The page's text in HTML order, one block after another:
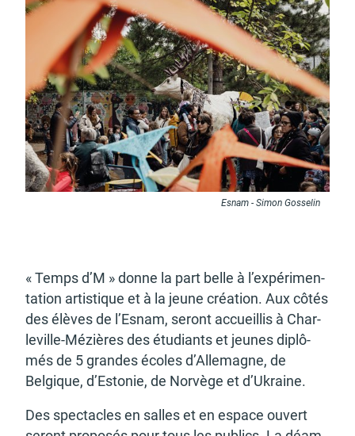
Guichet numérique des
autorisations
d'urbanisme
Portail vie associative
Demande de panneaux
Offres d'emploi
Pré-déclarer un sinistre Mon logement sécurisé
Esnam - Simon Gosselin
« Temps d’M » donne la part belle à l’ex­pé­ri­men­
ta­tion artis­tique et à la jeune créa­tion. Aux côtés
des élèves de l’Es­nam, seront accueillis à Char­
le­ville-Mézières des étudiants et jeunes diplô­
més de 5 grandes écoles d’Al­le­magne, de
Belgique, d’Es­to­nie, de Norvège et d’Ukraine.
Des spec­tacles en salles et en espace ouvert